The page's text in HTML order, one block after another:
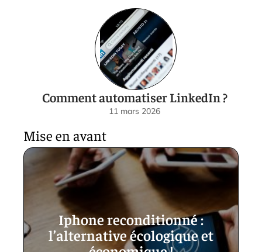
Comment automatiser LinkedIn ?
11 mars 2026
Mise en avant
Iphone reconditionné :
l’alternative écologique et